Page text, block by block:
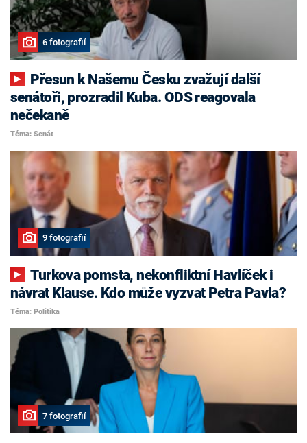
6 fotografií
senátoři, prozradil Kuba. ODS reagovala
nečekaně
Téma: Senát
9 fotografií
Turkova pomsta, nekonfliktní Havlíček i
návrat Klause. Kdo může vyzvat Petra Pavla?
Téma: Politika
7 fotografií